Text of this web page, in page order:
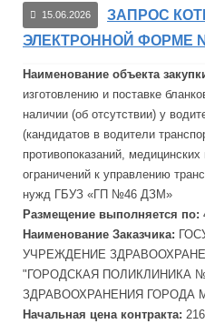
15.06.2026
ЗАПРОС
ЭЛЕКТРОННОЙ ФОРМЕ
Наименование объекта
изготовлению и поставке
наличии (об отсутствии) у водит
(кандидатов в водители
противопоказаний,
ограничений к управлению
нужд ГБУЗ «ГП №46 ДЗМ»
Размещение выполняется по:
Наименование Заказчика:
УЧРЕЖДЕНИЕ
"ГОРОДСКАЯ ПОЛИКЛИНИКА
ЗДРАВООХРАНЕНИЯ ГОРОДА
Начальная цена контракта: